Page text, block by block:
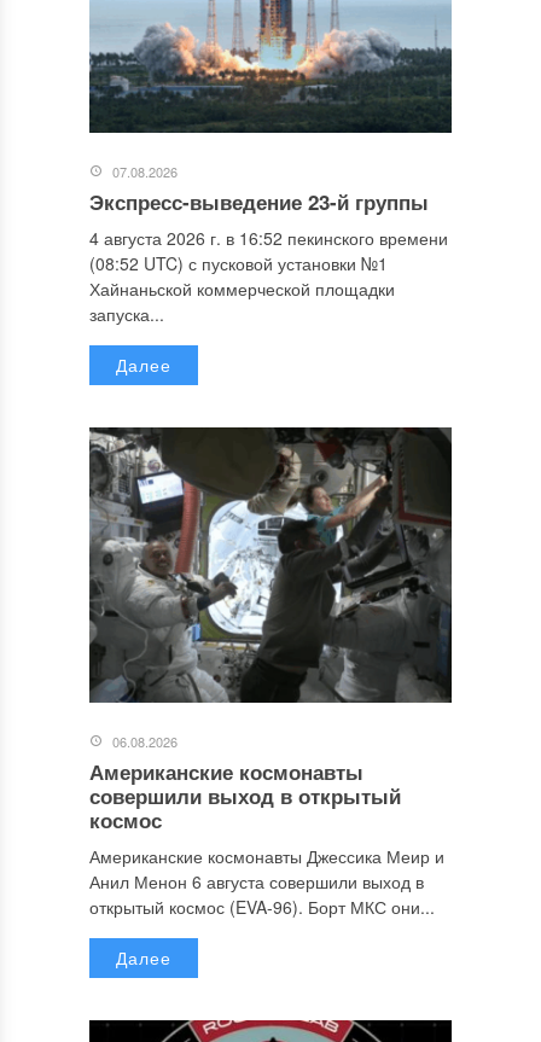
07.08.2026
Экспресс-выведение 23-й группы
4 августа 2026 г. в 16:52 пекинского времени
(08:52 UTC) с пусковой установки №1
Хайнаньской коммерческой площадки
запуска...
Далее
06.08.2026
Американские космонавты
совершили выход в открытый
космос
Американские космонавты Джессика Меир и
Анил Менон 6 августа совершили выход в
открытый космос (EVA-96). Борт МКС они...
Далее